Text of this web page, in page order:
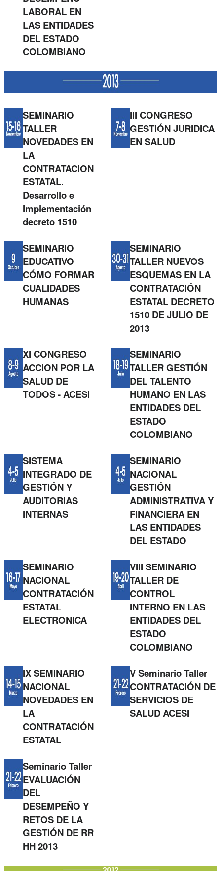
LABORAL EN
LAS ENTIDADES
DEL ESTADO
COLOMBIANO
SEMINARIO
TALLER
NOVEDADES EN
LA
CONTRATACION
ESTATAL.
Desarrollo e
Implementación
decreto 1510
III CONGRESO
GESTIÓN JURIDICA
EN SALUD
SEMINARIO
EDUCATIVO
CÓMO FORMAR
CUALIDADES
HUMANAS
SEMINARIO
TALLER NUEVOS
ESQUEMAS EN LA
CONTRATACIÓN
ESTATAL DECRETO
1510 DE JULIO DE
2013
XI CONGRESO
ACCION POR LA
SALUD DE
TODOS - ACESI
SEMINARIO
TALLER GESTIÓN
DEL TALENTO
HUMANO EN LAS
ENTIDADES DEL
ESTADO
COLOMBIANO
SISTEMA
INTEGRADO DE
GESTIÓN Y
AUDITORIAS
INTERNAS
SEMINARIO
NACIONAL
GESTIÓN
ADMINISTRATIVA Y
FINANCIERA EN
LAS ENTIDADES
DEL ESTADO
SEMINARIO
NACIONAL
CONTRATACIÓN
ESTATAL
ELECTRONICA
VIII SEMINARIO
TALLER DE
CONTROL
INTERNO EN LAS
ENTIDADES DEL
ESTADO
COLOMBIANO
IX SEMINARIO
NACIONAL
NOVEDADES EN
LA
CONTRATACIÓN
ESTATAL
V Seminario Taller
CONTRATACIÓN DE
SERVICIOS DE
SALUD ACESI
Seminario Taller
EVALUACIÓN
DEL
DESEMPEÑO Y
RETOS DE LA
GESTIÓN DE RR
HH 2013